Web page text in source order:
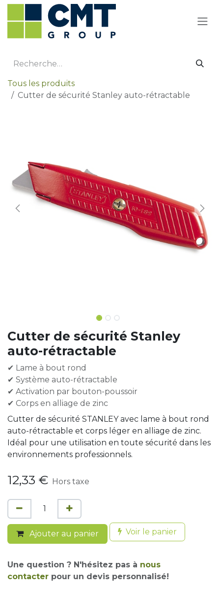
Se rendre au contenu
Tous les produits
Cutter de sécurité Stanley auto-rétractable
Cutter de sécurité Stanley
auto-rétractable
✔ Lame à bout rond
✔ Système auto-rétractable
✔ Activation par bouton-poussoir
✔ Corps en alliage de zinc
Cutter de sécurité STANLEY avec lame à bout rond
auto-rétractable et corps léger en alliage de zinc.
Idéal pour une utilisation en toute sécurité dans les
environnements professionnels.
12,33 € Hors taxe
Ajouter au panier Voir le panier
Une question ? N'hésitez pas à nous
contacter pour un devis personnalisé!